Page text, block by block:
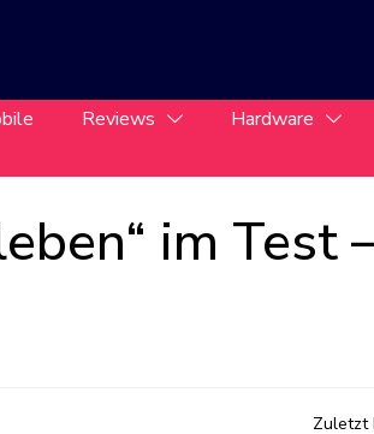
Reviews Hardware
im Test
Zuletzt